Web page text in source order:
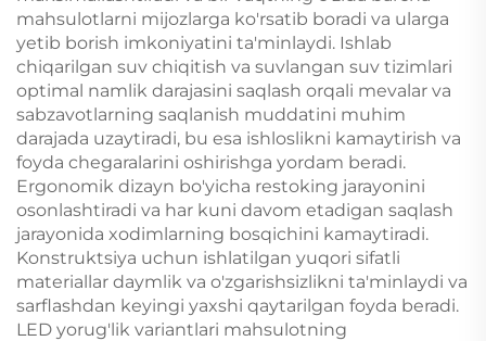
mahsulotlarni mijozlarga ko'rsatib boradi va ularga
yetib borish imkoniyatini ta'minlaydi. Ishlab
chiqarilgan suv chiqitish va suvlangan suv tizimlari
optimal namlik darajasini saqlash orqali mevalar va
sabzavotlarning saqlanish muddatini muhim
darajada uzaytiradi, bu esa ishloslikni kamaytirish va
foyda chegaralarini oshirishga yordam beradi.
Ergonomik dizayn bo'yicha restoking jarayonini
osonlashtiradi va har kuni davom etadigan saqlash
jarayonida xodimlarning bosqichini kamaytiradi.
Konstruktsiya uchun ishlatilgan yuqori sifatli
materiallar daymlik va o'zgarishsizlikni ta'minlaydi va
sarflashdan keyingi yaxshi qaytarilgan foyda beradi.
LED yorug'lik variantlari mahsulotning